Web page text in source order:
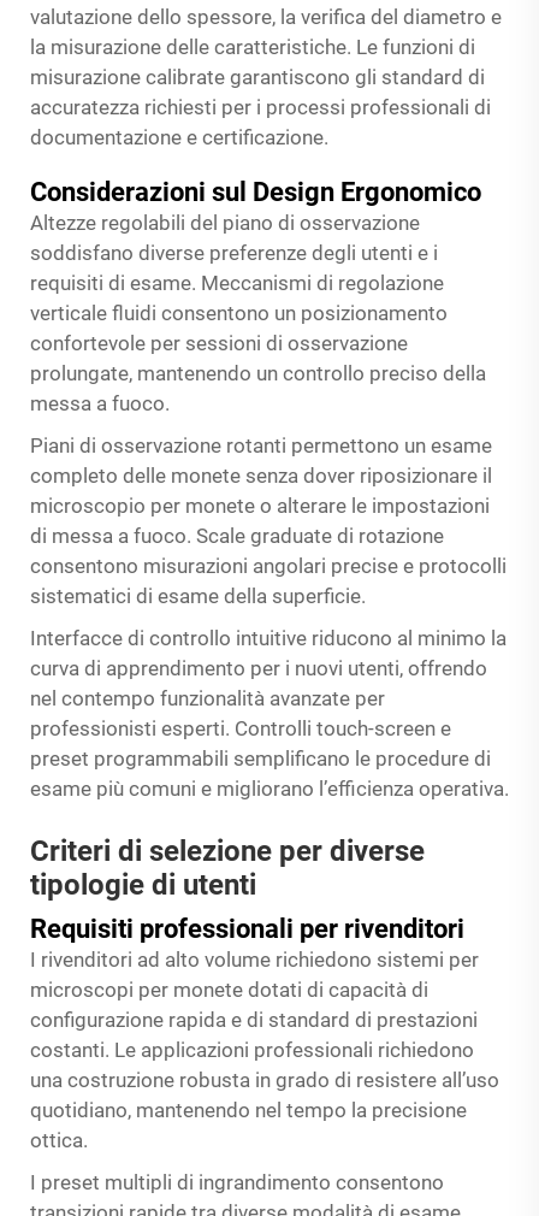
valutazione dello spessore, la verifica del diametro e
la misurazione delle caratteristiche. Le funzioni di
misurazione calibrate garantiscono gli standard di
accuratezza richiesti per i processi professionali di
documentazione e certificazione.
Considerazioni sul Design Ergonomico
Altezze regolabili del piano di osservazione
soddisfano diverse preferenze degli utenti e i
requisiti di esame. Meccanismi di regolazione
verticale fluidi consentono un posizionamento
confortevole per sessioni di osservazione
prolungate, mantenendo un controllo preciso della
messa a fuoco.
Piani di osservazione rotanti permettono un esame
completo delle monete senza dover riposizionare il
microscopio per monete o alterare le impostazioni
di messa a fuoco. Scale graduate di rotazione
consentono misurazioni angolari precise e protocolli
sistematici di esame della superficie.
Interfacce di controllo intuitive riducono al minimo la
curva di apprendimento per i nuovi utenti, offrendo
nel contempo funzionalità avanzate per
professionisti esperti. Controlli touch-screen e
preset programmabili semplificano le procedure di
esame più comuni e migliorano l’efficienza operativa.
Criteri di selezione per diverse
tipologie di utenti
Requisiti professionali per rivenditori
I rivenditori ad alto volume richiedono sistemi per
microscopi per monete dotati di capacità di
configurazione rapida e di standard di prestazioni
costanti. Le applicazioni professionali richiedono
una costruzione robusta in grado di resistere all’uso
quotidiano, mantenendo nel tempo la precisione
ottica.
I preset multipli di ingrandimento consentono